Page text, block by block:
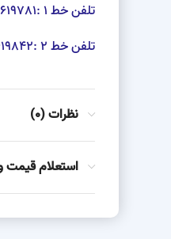
تلفن خط 1 :02177619781
تلفن خط 2 :02177619842
نظرات (0)
استعلام قیمت